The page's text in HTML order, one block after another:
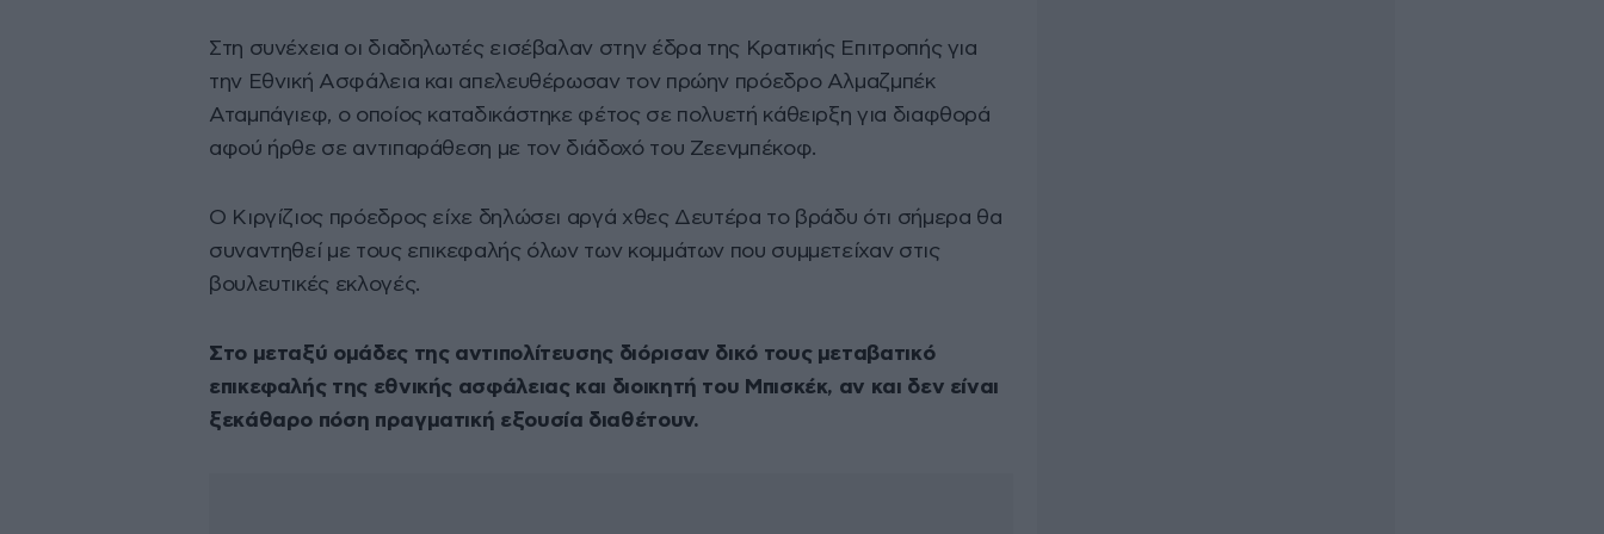
Στη συνέχεια οι διαδηλωτές εισέβαλαν στην έδρα της Κρατικής Επιτροπής για
την Εθνική Ασφάλεια και απελευθέρωσαν τον πρώην πρόεδρο Αλμαζμπέκ
Αταμπάγιεφ, ο οποίος καταδικάστηκε φέτος σε πολυετή κάθειρξη για διαφθορά
αφού ήρθε σε αντιπαράθεση με τον διάδοχό του Ζεενμπέκοφ.
Ο Κιργίζιος πρόεδρος είχε δηλώσει αργά χθες Δευτέρα το βράδυ ότι σήμερα θα
συναντηθεί με τους επικεφαλής όλων των κομμάτων που συμμετείχαν στις
βουλευτικές εκλογές.
Στο μεταξύ ομάδες της αντιπολίτευσης διόρισαν δικό τους μεταβατικό
επικεφαλής της εθνικής ασφάλειας και διοικητή του Μπισκέκ, αν και δεν είναι
ξεκάθαρο πόση πραγματική εξουσία διαθέτουν.